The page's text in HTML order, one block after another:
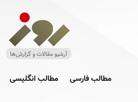
مطالب فارسی مطالب انگلیسی